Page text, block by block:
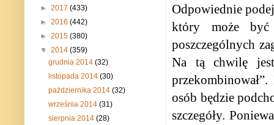
Odpowiednie
który może być
poszczególnych
Na tą chwilę
osób będzie
szczegóły.
► 2017 (433)
► 2016 (442)
► 2015 (380)
▼ 2014 (359)
grudnia 2014(32)
listopada 2014(30)
października 2014(32)
września 2014(31)
sierpnia 2014(28)